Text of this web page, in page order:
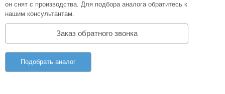
он снят с производства. Для подбора аналога обратитесь к
нашим консультантам.
Заказ обратного звонка
Подобрать аналог